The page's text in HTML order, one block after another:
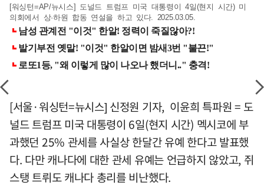
[워싱턴=AP/뉴시스] 도널드 트럼프 미국 대통령이 4일(현지 시간) 미
의회에서 상·하원 합동 연설을 하고 있다. 2025.03.05.
[서울·워싱턴=뉴시스] 신정원 기자, 이윤희 특파원 = 도
널드 트럼프 미국 대통령이 6일(현지 시간) 멕시코에 부
과했던 25% 관세를 사실상 한달간 유예 한다고 발표했
다. 다만 캐나다에 대한 관세 유예는 언급하지 않았고, 쥐
스탱 트뤼도 캐나다 총리를 비난했다.